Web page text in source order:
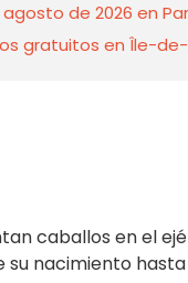
de 2026 en
gratuitos en Île-
caballos en el
nacimiento